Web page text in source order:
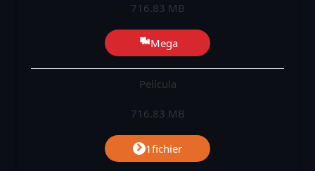
716.83 MB
Mega
Película
716.83 MB
1fichier